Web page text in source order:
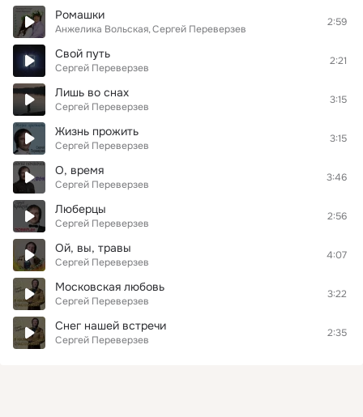
Ромашки
Анжелика Вольская Сергей Переверзев
2:59
Свой путь
Сергей Переверзев
2:21
Лишь во снах
Сергей Переверзев
3:15
Жизнь прожить
Сергей Переверзев
3:15
О, время
Сергей Переверзев
3:46
Люберцы
Сергей Переверзев
2:56
Ой, вы, травы
Сергей Переверзев
4:07
Московская любовь
Сергей Переверзев
3:22
Снег нашей встречи
Сергей Переверзев
2:35